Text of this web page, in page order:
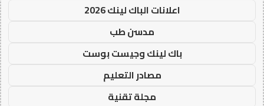
اعلانات الباك لينك 2026
مدسن طب
باك لينك وجيست بوست
مصادر التعليم
مجلة تقنية